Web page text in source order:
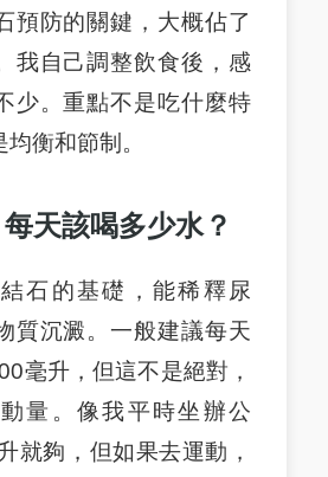
預防的關鍵，大概佔了
我自己調整飲食後，感
少。重點不是吃什麼特
衡和節制。
天該喝多少水？
石的基礎，能稀釋尿
質沉澱。一般建議每天
毫升，但這不是絕對，
量。像我平時坐辦公
就夠，但如果去運動，